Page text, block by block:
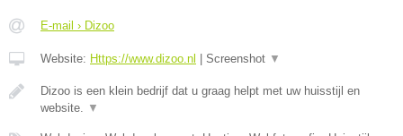
E-mail › Dizoo
Website: Https://www.dizoo.nl Screenshot ▼
Dizoo is een klein bedrijf dat u graag helpt met uw huisstijl en
website. ▼